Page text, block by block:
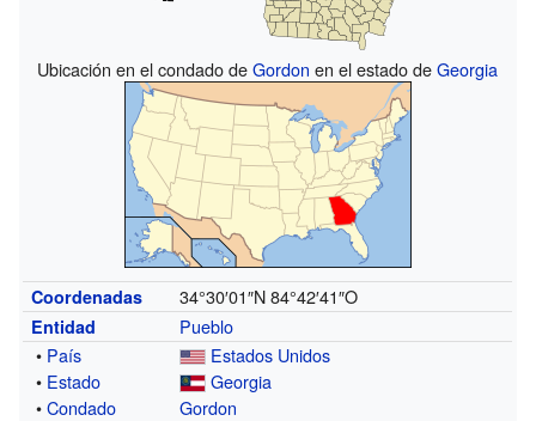
Ubicación en el condado deGordon en el estado deGeorgia
Coordenadas 34°30′01″N 84°42′41″O
Entidad
Pueblo
• País
Estados Unidos
• Estado
Georgia
•Condado Gordon